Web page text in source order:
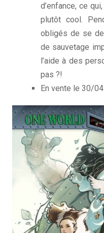
d’enfance, ce
plutôt cool.
obligés de se
de sauvetage
l’aide à des
pas ?!
En vente le 30/04